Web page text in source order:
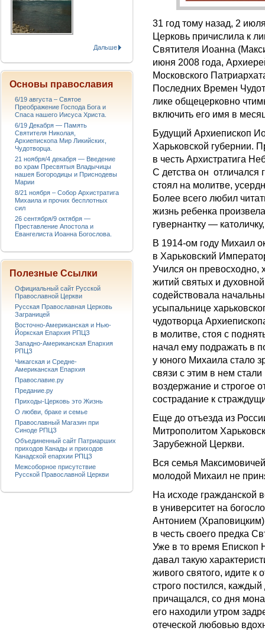
31 год тому назад, 2
Церковь причислила к
Святителя Иоанна
июня 2008 года,
Московского
Последних Времен
лике общецерковно
включить его имя в
Будущий Архиепископ
Харьковской губернии.
в честь Архистратига
С детства он отличался
стоял на молитве,
Более всего любил
жизнь ребенка
гувернантку —
В 1914-ом году Михаил
в Харьковский
Учился он превосходно,
житий святых и
содействовала
усыпальнице
чудотворца
в молитве, стоя с
начал ему подражать в
у юного Михаила стало
связи с этим в нем
воздержание и строгое
сострадание к
Еще до отъезда из
Митрополитом
Зарубежной Церкви.
Вся семья
молодой Михаил не
На исходе гражданской
в университет на
Антонием
в честь своего предка
Уже в то время Епископ
давал такую
живого святого, идите
строго постился,
причащался, со дня
его находили утром
отеческой любовью
Дальше
Основы православия
6/19 августа – Святое
Преображение Господа Бога и
Спаса нашего Иисуса Христа.
6/19 Декабря — Память
Святителя Николая,
Архиепископа Мир Ликийских,
Чудотворца.
21 ноября/4 декабря — Введение
во храм Пресвятыя Владычицы
нашея Богородицы и Приснодевы
Марии
8/21 ноября – Собор Архистратига
Михаила и прочих бесплотных
сил
26 сентября/9 октября —
Преставление Апостола и
Евангелиста Иоанна Богослова.
Полезные Ссылки
Официальный сайт Русской
Православной Церкви
Русская Православная Церковь
Заграницей
Восточно-Американская и Нью-
Йоркская Епархия РПЦЗ
Западно-Американская Епархия
РПЦЗ
Чикагская и Средне-
Американская Епархия
Православие.ру
Предание.ру
Приходы-Церковь это Жизнь
О любви, браке и семье
Православный Магазин при
Синоде РПЦЗ
Объединенный сайт Патриарших
приходов Канады и приходов
Канадской епархии РПЦЗ
Межсоборное присутствие
Русской Православной Церкви